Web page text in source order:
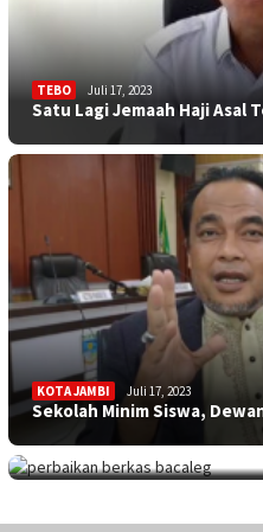
TEBO Juli 17, 2023
Satu Lagi Jemaah Haji Asal
KOTA JAMBI Juli 17, 2023
Sekolah Minim Siswa,
TEBO Juli 17,
Perpanjangan Perbaikan